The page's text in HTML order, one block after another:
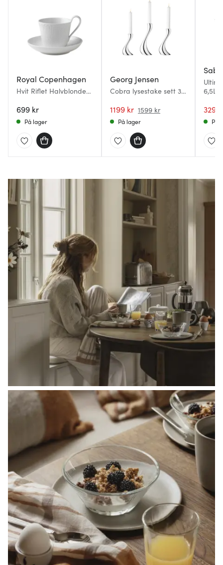
Royal Copenhagen
Hvit Riflet Halvblonde
24 cl
699 kr
På lager
Georg Jensen
Cobra lysestake sett 3
1199 kr 1599 kr
På lager
6,5L
3299
På